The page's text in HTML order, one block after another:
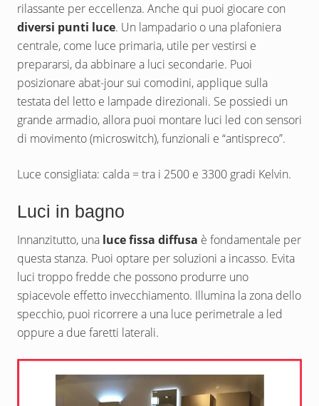
rilassante per eccellenza. Anche qui puoi giocare con
diversi punti luce. Un lampadario o una plafoniera
centrale, come luce primaria, utile per vestirsi e
prepararsi, da abbinare a luci secondarie. Puoi
posizionare abat-jour sui comodini, applique sulla
testata del letto e lampade direzionali. Se possiedi un
grande armadio, allora puoi montare luci led con sensori
di movimento (microswitch), funzionali e “antispreco”.
Luce consigliata: calda = tra i 2500 e 3300 gradi Kelvin.
Luci in bagno
Innanzitutto, una luce fissa diffusa è fondamentale per
questa stanza. Puoi optare per soluzioni a incasso. Evita
luci troppo fredde che possono produrre uno
spiacevole effetto invecchiamento. Illumina la zona dello
specchio, puoi ricorrere a una luce perimetrale a led
oppure a due faretti laterali.